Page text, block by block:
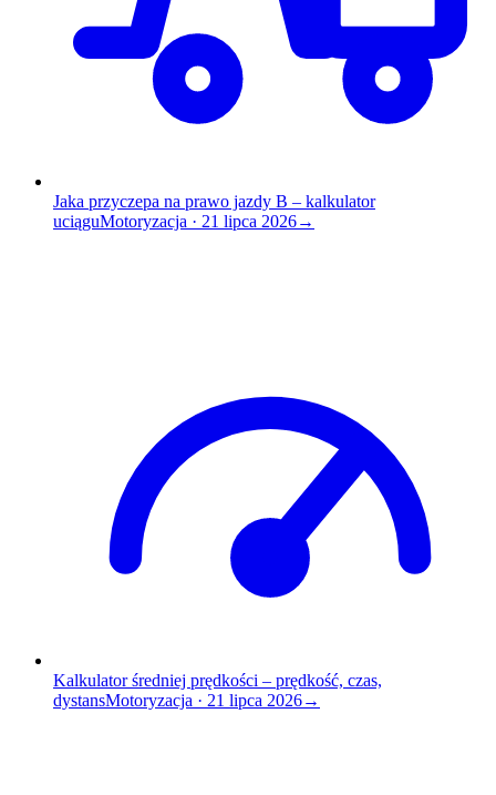
Jaka przyczepa na prawo jazdy B – kalkulator
uciąguMotoryzacja · 21 lipca 2026→
Kalkulator średniej prędkości – prędkość, czas,
dystansMotoryzacja · 21 lipca 2026→